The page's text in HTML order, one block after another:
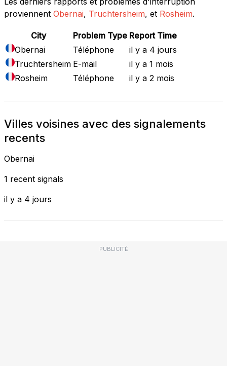
proviennent Obernai, Truchtersheim, et Rosheim.
City Problem Type Report Time
Obernai
Téléphone
il y a 4 jours
Truchtersheim E-mail
il y a 1 mois
Rosheim
Téléphone il y a 2 mois
Villes voisines avec des signalements
recents
Obernai
1 recent signals
il y a 4 jours
PUBLICITÉ